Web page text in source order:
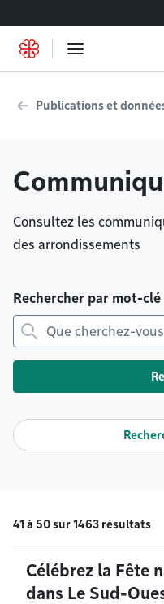
Publications et
Consultez les
des arrondissements
Rechercher par mot-clé
41 à 50 sur 1463 résultats
Célébrez la Fête
dans Le Sud-